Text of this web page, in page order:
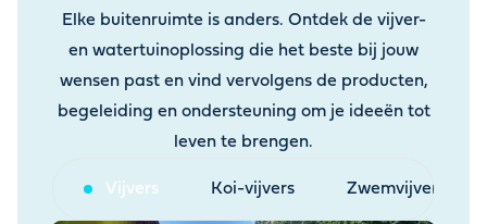
Elke buitenruimte is anders. Ontdek de vijver-
en watertuinoplossing die het beste bij jouw
wensen past en vind vervolgens de producten,
begeleiding en ondersteuning om je ideeën tot
leven te brengen.
Vijvers Koi-vijvers Zwemvijvers